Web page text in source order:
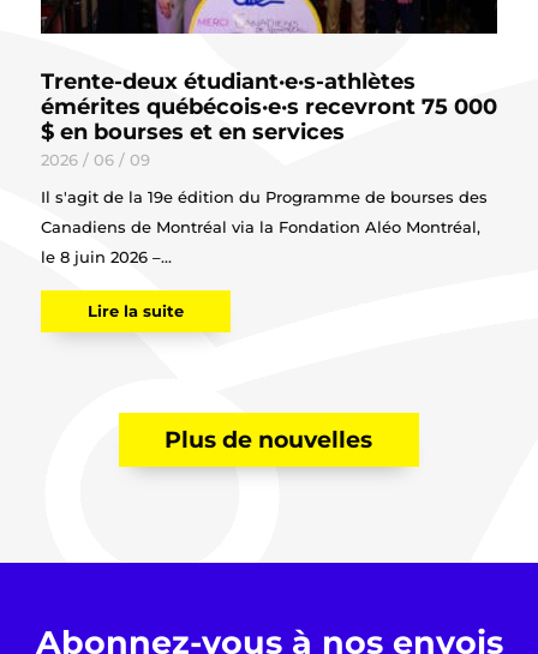
Trente-deux étudiant·e·s-athlètes
émérites québécois·e·s recevront 75 000
$ en bourses et en services
2026 / 06 / 09
Il s'agit de la 19e édition du Programme de bourses des
Canadiens de Montréal via la Fondation Aléo Montréal,
le 8 juin 2026 –...
Lire la suite
Plus de nouvelles
Abonnez-vous à nos envois